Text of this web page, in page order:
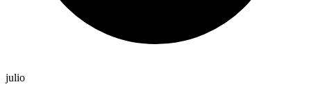
julio